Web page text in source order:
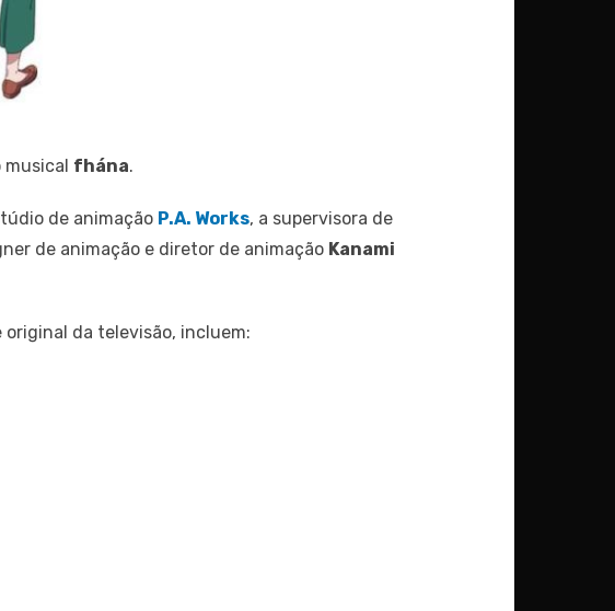
musical fhána.
de animação P.A. Works, a supervisora ​​de
de animação e diretor de animação Kanami
original da televisão, incluem: